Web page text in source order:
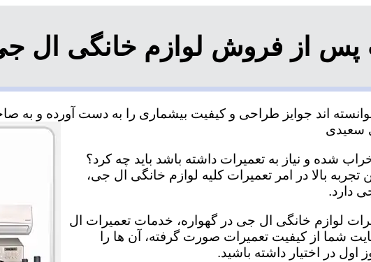
پس از فروش لوازم خانگی ال
اند جوایز طراحی و کیفیت بیشماری را به دست آورده و به
شده و نیاز به تعمیرات داشته باشد باید چه کرد؟
بالا در امر تعمیرات کلیه لوازم خانگی ال جی،
دارد.
لوازم خانگی ال جی در گهواره، خدمات تعمیرات ال
شما از کیفیت تعمیرات صورت گرفته، آن ها را
اول در اختیار داشته باشید.